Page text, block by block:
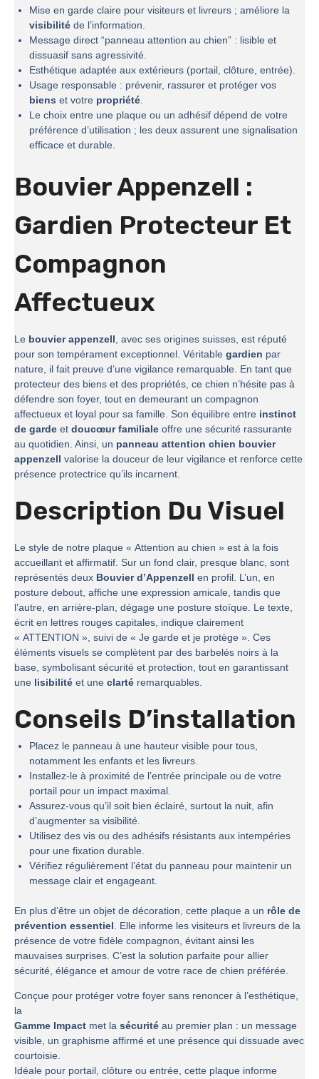
Mise en garde claire pour visiteurs et livreurs ; améliore la
visibilité de l’information.
Message direct “panneau attention au chien” : lisible et
dissuasif sans agressivité.
Esthétique adaptée aux extérieurs (portail, clôture, entrée).
Usage responsable : prévenir, rassurer et protéger vos
biens et votre propriété.
Le choix entre une plaque ou un adhésif dépend de votre
préférence d’utilisation ; les deux assurent une signalisation
efficace et durable.
Bouvier Appenzell :
Gardien Protecteur Et
Compagnon
Affectueux
Le bouvier appenzell, avec ses origines suisses, est réputé
pour son tempérament exceptionnel. Véritable gardien par
nature, il fait preuve d’une vigilance remarquable. En tant que
protecteur des biens et des propriétés, ce chien n’hésite pas à
défendre son foyer, tout en demeurant un compagnon
affectueux et loyal pour sa famille. Son équilibre entre instinct
de garde et doucœur familiale offre une sécurité rassurante
au quotidien. Ainsi, un panneau attention chien bouvier
appenzell valorise la douceur de leur vigilance et renforce cette
présence protectrice qu’ils incarnent.
Description Du Visuel
Le style de notre plaque « Attention au chien » est à la fois
accueillant et affirmatif. Sur un fond clair, presque blanc, sont
représentés deux Bouvier d’Appenzell en profil. L’un, en
posture debout, affiche une expression amicale, tandis que
l’autre, en arrière-plan, dégage une posture stoïque. Le texte,
écrit en lettres rouges capitales, indique clairement
« ATTENTION », suivi de « Je garde et je protège ». Ces
éléments visuels se complètent par des barbelés noirs à la
base, symbolisant sécurité et protection, tout en garantissant
une lisibilité et une clarté remarquables.
Conseils D’installation
Placez le panneau à une hauteur visible pour tous,
notamment les enfants et les livreurs.
Installez-le à proximité de l’entrée principale ou de votre
portail pour un impact maximal.
Assurez-vous qu’il soit bien éclairé, surtout la nuit, afin
d’augmenter sa visibilité.
Utilisez des vis ou des adhésifs résistants aux intempéries
pour une fixation durable.
Vérifiez régulièrement l’état du panneau pour maintenir un
message clair et engageant.
En plus d’être un objet de décoration, cette plaque a un rôle de
prévention essentiel. Elle informe les visiteurs et livreurs de la
présence de votre fidèle compagnon, évitant ainsi les
mauvaises surprises. C’est la solution parfaite pour allier
sécurité, élégance et amour de votre race de chien préférée.
Conçue pour protéger votre foyer sans renoncer à l’esthétique,
la
Gamme Impact met la sécurité au premier plan : un message
visible, un graphisme affirmé et une présence qui dissuade avec
courtoisie.
Idéale pour portail, clôture ou entrée, cette plaque informe